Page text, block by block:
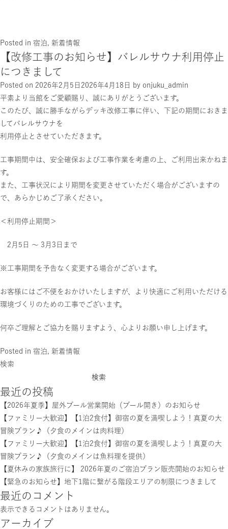
Posted in 宿泊 新着情報
【改修工事のお知らせ】バレルサウナ利用停止
につきまして
Posted on 2026年2月5日 2026年4月18日 by onjuku_admin
平素より当館をご愛顧賜り、誠にありがとうございます。
このたび、誠に勝手ながらデッキ改修工事に伴い、下記の期間におきま
してバレルサウナを
利用停止とさせていただきます。
工事期間中は、安全確保および工事作業を考慮の上、ご利用出来かねま
す。
また、工事状況により期間を変更させていただく場合がございますの
で、あらかじめご了承ください。
＜利用停止期間＞
2月5日 ～ 3月3日まで
※工事期間を予告なく変更する場合がございます。
お客様にはご不便をおかけいたしますが、より快適にご利用いただける
環境づくりのための工事でございます。
何卒ご理解とご協力を賜りますよう、心よりお願い申し上げます。
Posted in 宿泊
新着情報
検索
検索
最近の投稿
【2026年夏季】屋外プール営業開始（プール開き）のお知らせ
【ファミリー大歓迎】【1泊2食付】御宿の夏を満喫しよう！真夏の大
冒険プラン♪（夕食のメインは肉料理）
【ファミリー大歓迎】【1泊2食付】御宿の夏を満喫しよう！真夏の大
冒険プラン♪（夕食のメインは魚料理を提供）
【夏休みの家族旅行に】 2026年夏のご宿泊プラン販売開始のお知らせ
【緊急のお知らせ】地下1階に繋がる階段エリアの制限につきまして
最近のコメント
表示できるコメントはありません。
アーカイブ